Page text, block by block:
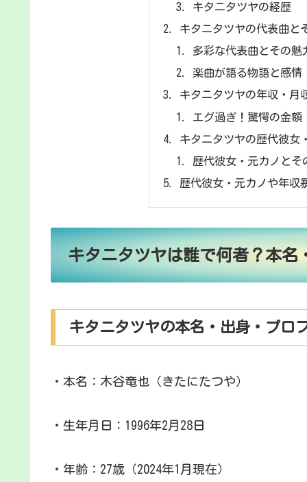
キタニタツヤの経歴
キタニタツヤの代表曲と
多彩な代表曲とその魅
楽曲が語る物語と感情
キタニタツヤの年収・月
エグ過ぎ！驚愕の金額
キタニタツヤの歴代彼女
歴代彼女・元カノとそ
歴代彼女・元カノや年収
キタニタツヤは誰で何者？本名
キタニタツヤの本名・出身・プロ
・本名：木谷竜也（きたにたつや）
・生年月日：1996年2月28日
・年齢：27歳（2024年1月現在）